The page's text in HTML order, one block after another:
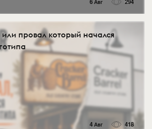
6 Авг 294
провал который начался
4 Авг 418